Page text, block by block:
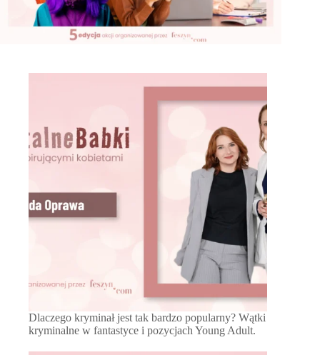
Dlaczego kryminał jest tak bardzo popularny? Wątki
kryminalne w fantastyce i pozycjach Young Adult.